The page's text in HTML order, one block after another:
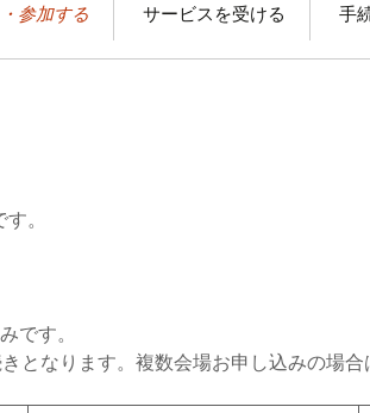
参加する
マスプレゼン
ント情報
OB・OG活
サービスを受ける
図書館の利用
手
住
て
。
です。
となります。複数会場お申し込みの場合